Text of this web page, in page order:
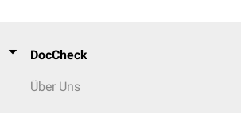
DocCheck
Über Uns